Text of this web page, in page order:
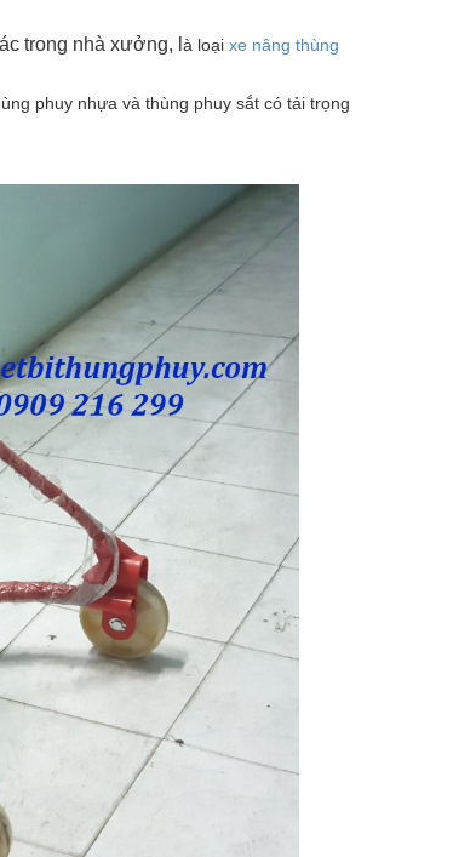
trong nhà xưởng, à loại xe nâng thùng
phuy nhựa và thùng phuy sắt có tải trọng